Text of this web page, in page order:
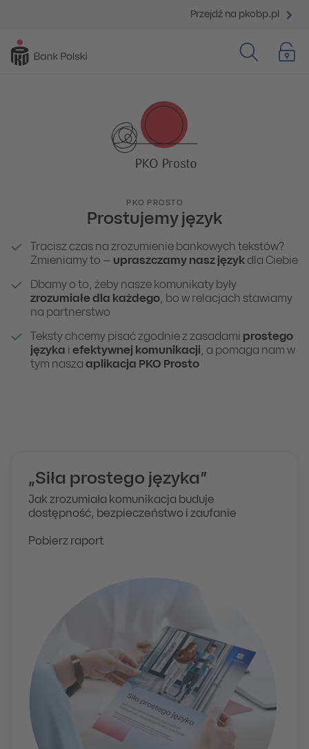
Przejdź na pkobp.pl
PKO PROSTO
Prostujemy język
Tracisz czas na zrozumienie bankowych tekstów?
Zmieniamy to – upraszczamy nasz język dla Ciebie
Dbamy o to, żeby nasze komunikaty były
zrozumiałe dla każdego, bo w relacjach stawiamy
na partnerstwo
Teksty chcemy pisać zgodnie z zasadami
prostego
języka
efektywnej komunikacji
, a pomaga nam w
tym nasza aplikacja PKO Prosto
„Siła prostego języka”
Jak zrozumiała komunikacja buduje
dostępność, bezpieczeństwo i zaufanie
Pobierz raport